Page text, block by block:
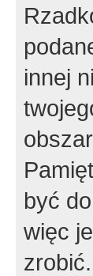
innej
być
więc
zrobić.